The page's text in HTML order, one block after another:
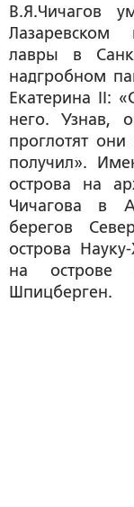
В.Я.Чичагов
Лазаревском
лавры в
надгробном
Екатерина II:
него. Узнав,
проглотят
получил».
острова на
Чичагова в
берегов
острова
на
Шпицберген.